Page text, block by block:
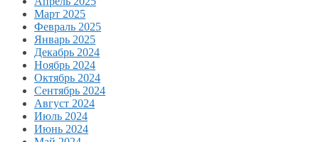
Март 2025
Февраль 2025
Январь 2025
Декабрь 2024
Ноябрь 2024
Октябрь 2024
Сентябрь 2024
Август 2024
Июль 2024
Июнь 2024